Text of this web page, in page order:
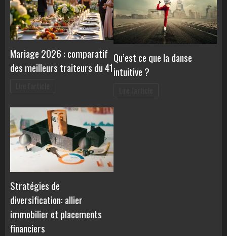
Mariage 2026 : comparatif
des meilleurs traiteurs du 41
Qu’est ce que la danse
intuitive ?
Stratégies de
diversification: allier
immobilier et placements
financiers